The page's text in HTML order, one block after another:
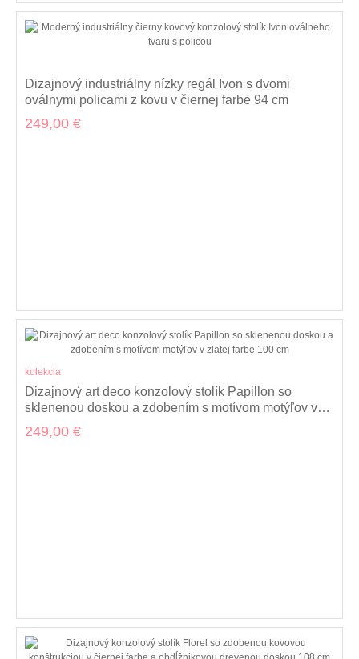
Dizajnový industriálny nízky regál Ivon s dvomi
oválnymi policami z kovu v čiernej farbe 94 cm
249,00 €
kolekcia
Dizajnový art deco konzolový stolík Papillon so
sklenenou doskou a zdobením s motívom motýľov v
zlatej farbe 100 cm
249,00 €